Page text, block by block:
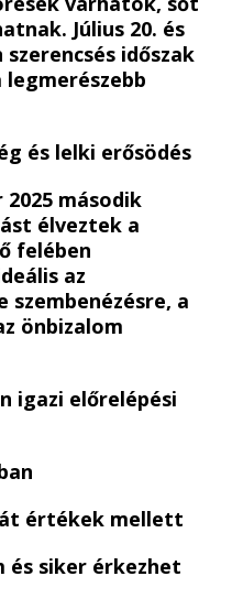
Július 20. és
időszak
és lelki erősödés
második
élveztek a
felében
az
szembenézésre, a
önbizalom
igazi előrelépési
értékek mellett
és siker érkezhet